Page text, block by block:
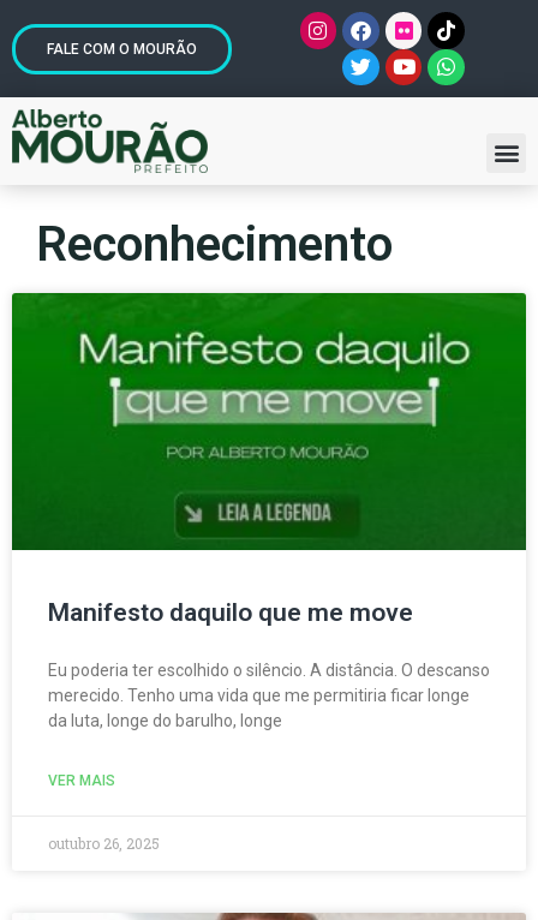
FALE COM O MOURÃO
Reconhecimento
Manifesto daquilo que me move
Eu poderia ter escolhido o silêncio. A distância. O descanso
merecido. Tenho uma vida que me permitiria ficar longe
da luta, longe do barulho, longe
VER MAIS
outubro 26, 2025